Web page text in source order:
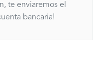
te enviaremos el
bancaria!